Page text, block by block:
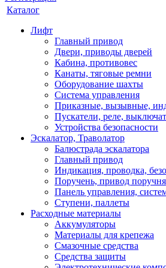
Каталог
Лифт
Главный привод
Двери, приводы дверей
Кабина, противовес
Канаты, тяговые ремни
Оборудование шахты
Система управления
Приказные, вызывные,
Пускатели, реле,
Устройства безопасности
Эскалатор, Траволатор
Балюстрада эскалатора
Главный привод
Индикация, проводка,
Поручень, привод поручня
Панель управления,
Ступени, паллеты
Расходные материалы
Аккумуляторы
Материалы для крепежа
Смазочные средства
Средства защиты